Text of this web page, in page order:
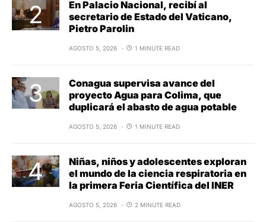
En Palacio Nacional, recibí al
secretario de Estado del Vaticano,
Pietro Parolin
AGOSTO 5, 2026 1 MINUTE READ
Conagua supervisa avance del
proyecto Agua para Colima, que
duplicará el abasto de agua potable
AGOSTO 5, 2026 1 MINUTE READ
Niñas, niños y adolescentes exploran
el mundo de la ciencia respiratoria en
la primera Feria Científica del INER
AGOSTO 5, 2026 2 MINUTE READ